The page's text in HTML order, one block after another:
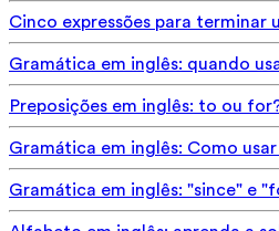
Cinco expressões para terminar
Gramática em inglês: quando usar
Preposições em inglês: to ou
Gramática em inglês: Como
Gramática em inglês: "since" e